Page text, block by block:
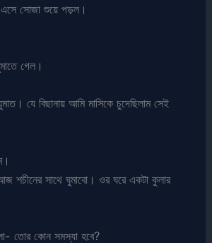
সোজা শুয়ে পড়ল।
গেল।
যে বিছানায় আমি মাসিকে চুদেছিলাম সেই
শচীনের সাথে ঘুমাবো। ওর ঘরে একটা কুলার
তোর কোন সমস্যা হবে?